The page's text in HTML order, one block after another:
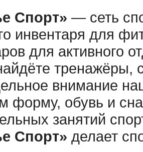
Спорт» — сеть
инвентаря для
для активного
тренажёры,
внимание
форму, обувь и
занятий
Спорт» делает